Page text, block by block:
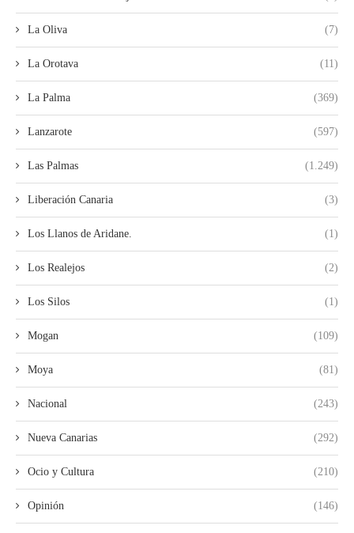
La Oliva (7)
La Orotava (11)
La Palma (369)
Lanzarote (597)
Las Palmas (1.249)
Liberación Canaria (3)
Los Llanos de Aridane. (1)
Los Realejos (2)
Los Silos (1)
Mogan (109)
Moya (81)
Nacional (243)
Nueva Canarias (292)
Ocio y Cultura (210)
Opinión (146)